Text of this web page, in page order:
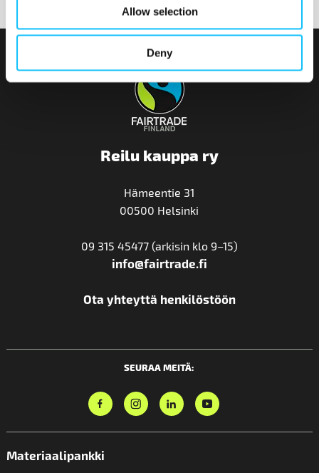
Allow selection
Deny
Reilu kauppa ry
Hämeentie 31
00500 Helsinki
09 315 45477 (arkisin klo 9–15)
info@fairtrade.fi
Ota yhteyttä henkilöstöön
SEURAA MEITÄ:
Materiaalipankki